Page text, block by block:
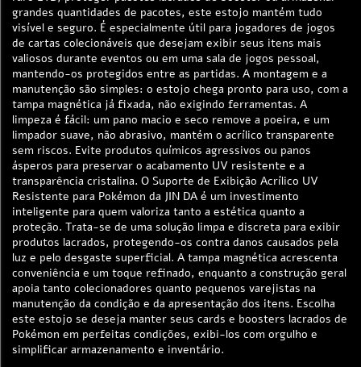
grandes quantidades de pacotes, este estojo mantém tudo
visível e seguro. É especialmente útil para jogadores de jogos
de cartas colecionáveis que desejam exibir seus itens mais
valiosos durante eventos ou em uma sala de jogos pessoal,
mantendo-os protegidos entre as partidas. A montagem e a
manutenção são simples: o estojo chega pronto para uso, com a
tampa magnética já fixada, não exigindo ferramentas. A
limpeza é fácil: um pano macio e seco remove a poeira, e um
limpador suave, não abrasivo, mantém o acrílico transparente
sem riscos. Evite produtos químicos agressivos ou panos
ásperos para preservar o acabamento UV resistente e a
transparência cristalina. O Suporte de Exibição Acrílico UV
Resistente para Pokémon da JIN DA é um investimento
inteligente para quem valoriza tanto a estética quanto a
proteção. Trata-se de uma solução limpa e discreta para exibir
produtos lacrados, protegendo-os contra danos causados pela
luz e pelo desgaste superficial. A tampa magnética acrescenta
conveniência e um toque refinado, enquanto a construção geral
apoia tanto colecionadores quanto pequenos varejistas na
manutenção da condição e da apresentação dos itens. Escolha
este estojo se deseja manter seus cards e boosters lacrados de
Pokémon em perfeitas condições, exibi-los com orgulho e
simplificar armazenamento e inventário.